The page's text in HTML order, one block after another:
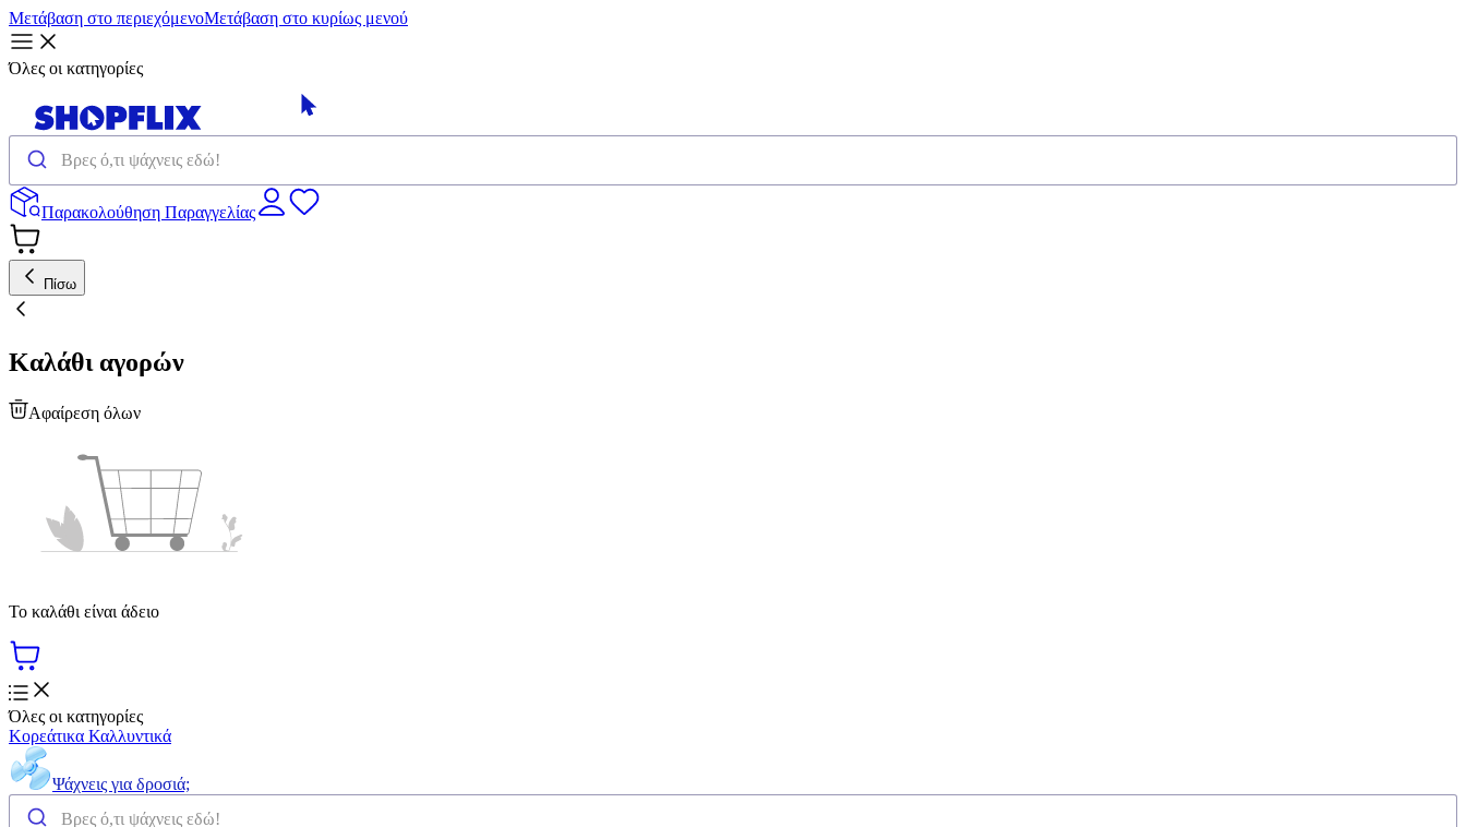
Μετάβαση στο περιεχόμενοΜετάβαση στο κυρίως μενού
Όλες οι κατηγορίες
Παρακολούθηση Παραγγελίας
Πίσω
Καλάθι αγορών
Αφαίρεση όλων
Το καλάθι είναι άδειο
Όλες οι κατηγορίες
Κορεάτικα Καλλυντικά
Ψάχνεις για δροσιά;